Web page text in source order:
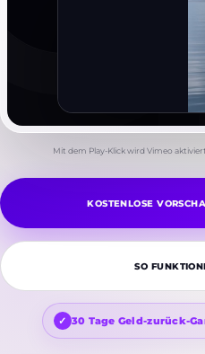
Mit dem Play-Klick wird Vimeo
KOSTENLOSE
SO
30 Tage Geld-zurück-